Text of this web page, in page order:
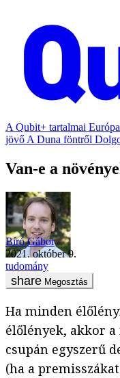
A Qubit+ tartalmai
jövő A Duna föntről
Van-e a
Bíró Gábor
2021. október 9.
tudomány
Megosztás
Ha minden
élőlények, akkor
csupán egyszerű
(ha a